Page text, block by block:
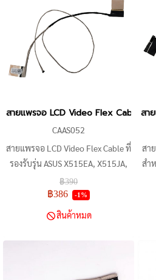
สายแพรจอ LCD Video Flex Cable สำ
CAAS052
สายแพรจอ LCD Video Flex Cable ที่
รองรับรุ่น ASUS X515EA, X515JA,
F515, V5200E, FL8850U มี
คุณภาพสูงและใหม่ 100% เหมาะ
สำหรับการเปลี่ยนทดแทนหรือ
ซ่อมแซมอุปกรณ์ แนะนำให้ตรวจ
สอบรุ่นและหมายเลขชิ้นส่วนเพื่อ
฿390
฿386 -1%
สินค้าหมด
สา
สา
สำ
ด
ค